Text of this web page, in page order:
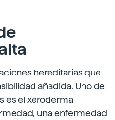
hereditarias que
añadida. Uno de
es el xeroderma
una enfermedad